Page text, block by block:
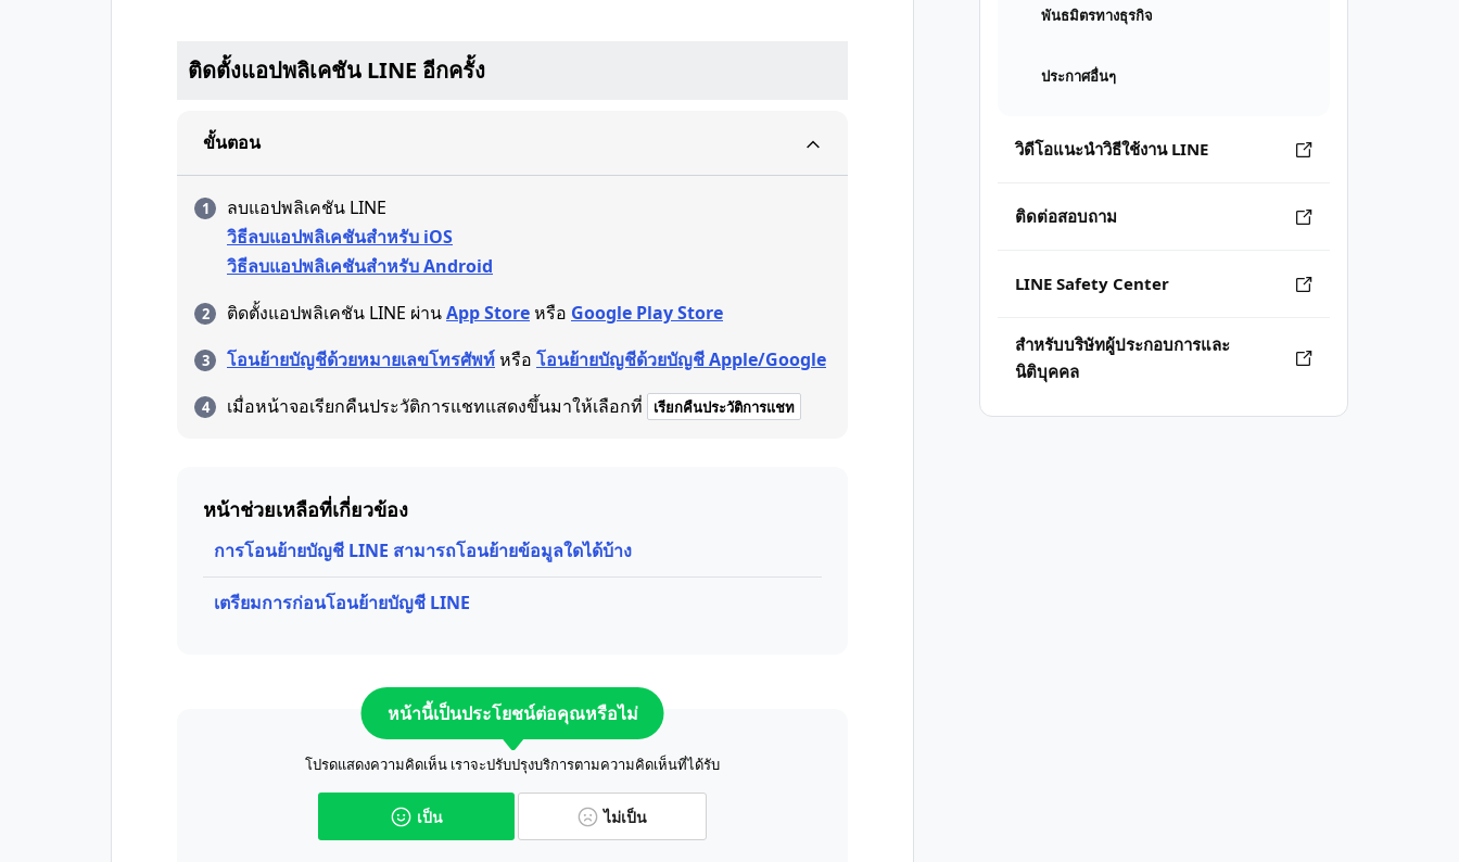
พันธมิตรทางธุรกิจ
ประกาศอื่นๆ
วิดีโอแนะนำวิธีใช้งาน LINE
ติดต่อสอบถาม
LINE Safety Center
สำหรับบริษัทผู้ประกอบการและ
นิติบุคคล
ติดตั้งแอปพลิเคชัน LINE อีกครั้ง
ขั้นตอน
ลบแอปพลิเคชัน LINE
วิธีลบแอปพลิเคชันสำหรับ iOS
วิธีลบแอปพลิเคชันสำหรับ Android
ติดตั้งแอปพลิเคชัน LINE ผ่านApp Storeหรือ Google Play Store
โอนย้ายบัญชีด้วยหมายเลขโทรศัพท์หรือ โอนย้ายบัญชีด้วยบัญชี Apple/Google
เมื่อหน้าจอเรียกคืนประวัติการแชทแสดงขึ้นมาให้เลือกที่
เรียกคืนประวัติการแชท
หน้าช่วยเหลือที่เกี่ยวข้อง
การโอนย้ายบัญชี LINE สามารถโอนย้ายข้อมูลใดได้บ้าง
เตรียมการก่อนโอนย้ายบัญชี LINE
หน้านี้เป็นประโยชน์ต่อคุณหรือไม่
โปรดแสดงความคิดเห็น เราจะปรับปรุงบริการตามความคิดเห็นที่ได้รับ
เป็น ไม่เป็น